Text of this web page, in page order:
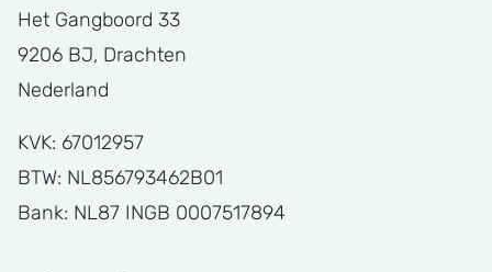
Het Gangboord 33
9206 BJ, Drachten
Nederland
KVK: 67012957
BTW: NL856793462B01
Bank: NL87 INGB 0007517894